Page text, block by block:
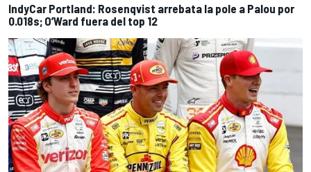
IndyCar Portland: Rosenqvist arrebata la pole a Palou por
0.018s; O’Ward fuera del top 12